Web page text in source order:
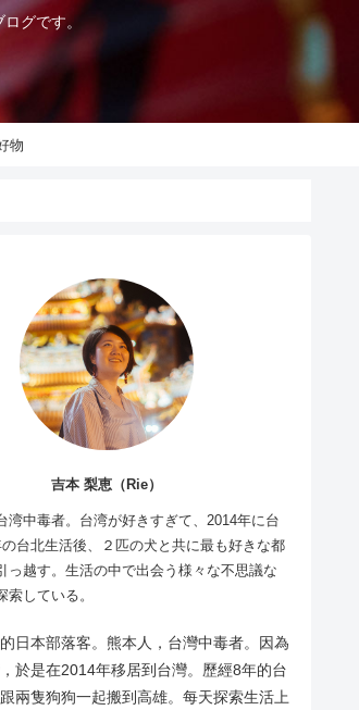
グです。
物
吉本 梨恵（Rie）
湾中毒者。台湾が好きすぎて、2014年に台
台北生活後、２匹の犬と共に最も好きな都
っ越す。生活の中で出会う様々な不思議な
索している。
日本部落客。熊本人，台灣中毒者。因為
於是在2014年移居到台灣。歷經8年的台
兩隻狗狗一起搬到高雄。每天探索生活上